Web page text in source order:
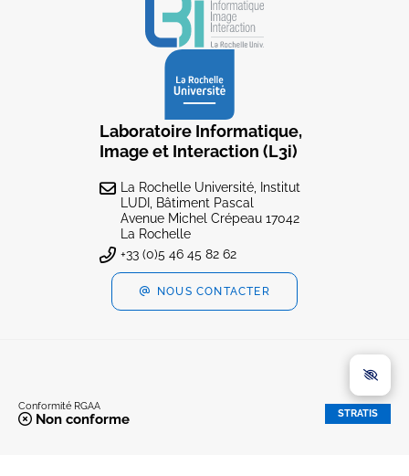
Laboratoire Informatique,
Image et Interaction (L3i)
La Rochelle Université, Institut
LUDI, Bâtiment Pascal
Avenue Michel Crépeau 17042
La Rochelle
+33 (0)5 46 45 82 62
NOUS CONTACTER
Conformité RGAA
Non conforme STRATIS